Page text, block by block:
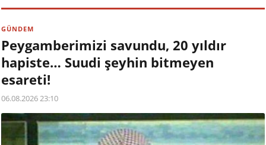
GÜNDEM
Peygamberimizi savundu, 20 yıldır
hapiste… Suudi şeyhin bitmeyen
esareti!
06.08.2026 23:10